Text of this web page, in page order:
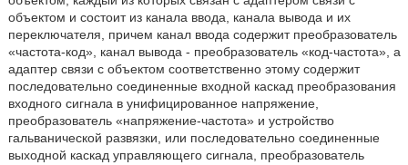
объектом и состоит из канала ввода, канала вывода и их
переключателя, причем канал ввода содержит преобразователь
«частота-код», канал вывода - преобразователь «код-частота», а
адаптер связи с объектом соответственно этому содержит
последовательно соединенные входной каскад преобразования
входного сигнала в унифицированное напряжение,
преобразователь «напряжение-частота» и устройство
гальванической развязки, или последовательно соединенные
выходной каскад управляющего сигнала, преобразователь